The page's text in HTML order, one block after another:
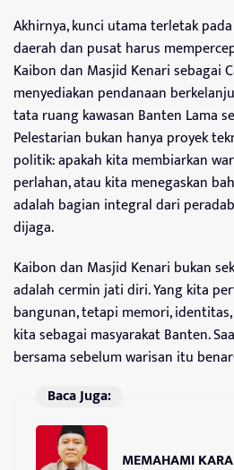
Akhirnya, kunci utama terletak
daerah dan pusat harus
Kaibon dan Masjid Kenari sebagai
menyediakan pendanaan
tata ruang kawasan Banten Lama
Pelestarian bukan hanya proyek
politik: apakah kita membiarkan
perlahan, atau kita menegaskan
adalah bagian integral dari
dijaga.
Kaibon dan Masjid Kenari bukan
adalah cermin jati diri. Yang kita
bangunan, tetapi memori,
kita sebagai masyarakat Banten.
bersama sebelum warisan itu
Baca Juga:
MEMAHAMI